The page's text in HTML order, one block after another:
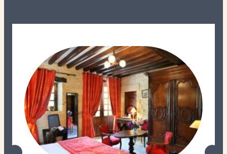
Suite junior
Favorito clientes